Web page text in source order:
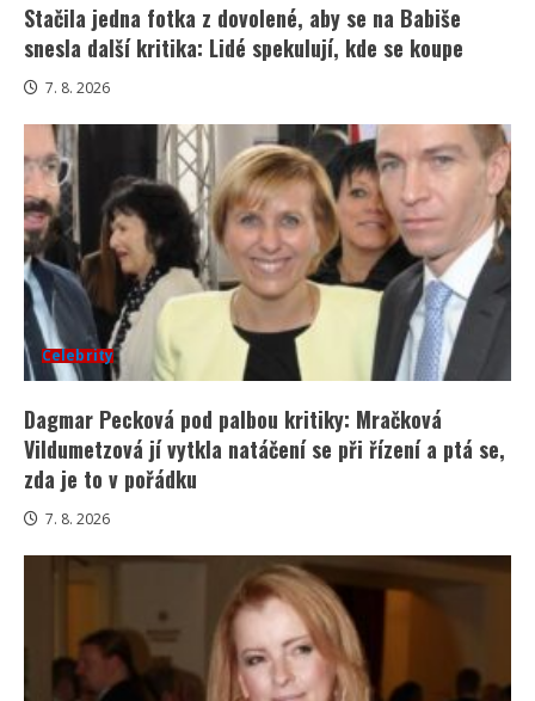
Stačila jedna fotka z dovolené, aby se na Babiše
snesla další kritika: Lidé spekulují, kde se koupe
7. 8. 2026
Celebrity
Dagmar Pecková pod palbou kritiky: Mračková
Vildumetzová jí vytkla natáčení se při řízení a ptá se,
zda je to v pořádku
7. 8. 2026